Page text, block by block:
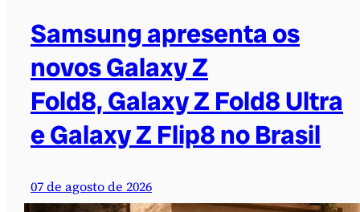
Samsung apresenta os
novos Galaxy Z
Fold8, Galaxy Z Fold8 Ultra
e Galaxy Z Flip8 no Brasil
07 de agosto de 2026